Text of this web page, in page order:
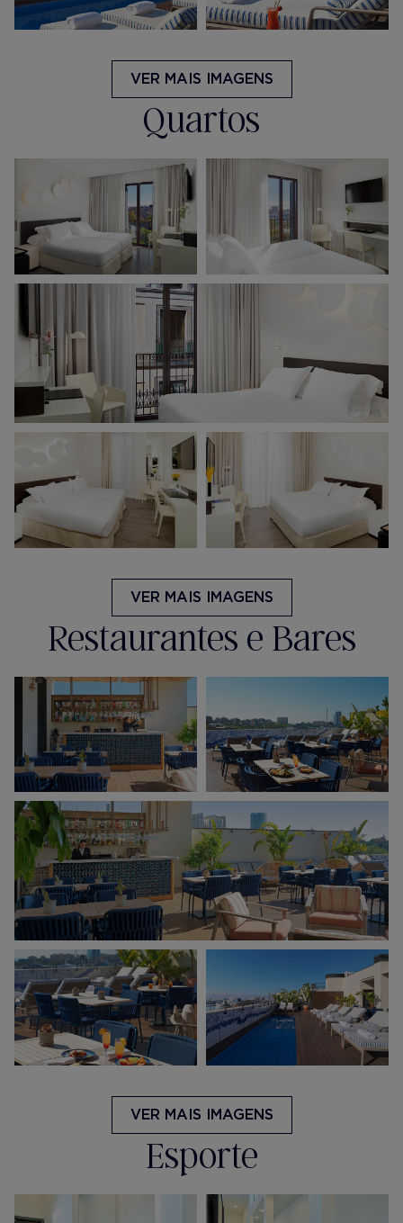
VER MAIS IMAGENS
Quartos
VER MAIS IMAGENS
Restaurantes e Bares
VER MAIS IMAGENS
Esporte